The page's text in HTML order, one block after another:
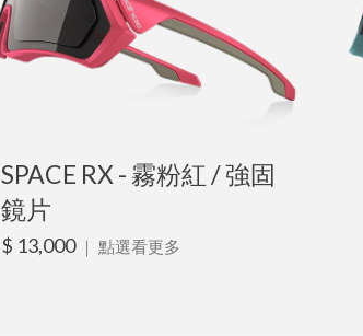
SPACE RX - 霧粉紅 / 強固
鏡片
$ 13,000 ｜ 點選看更多